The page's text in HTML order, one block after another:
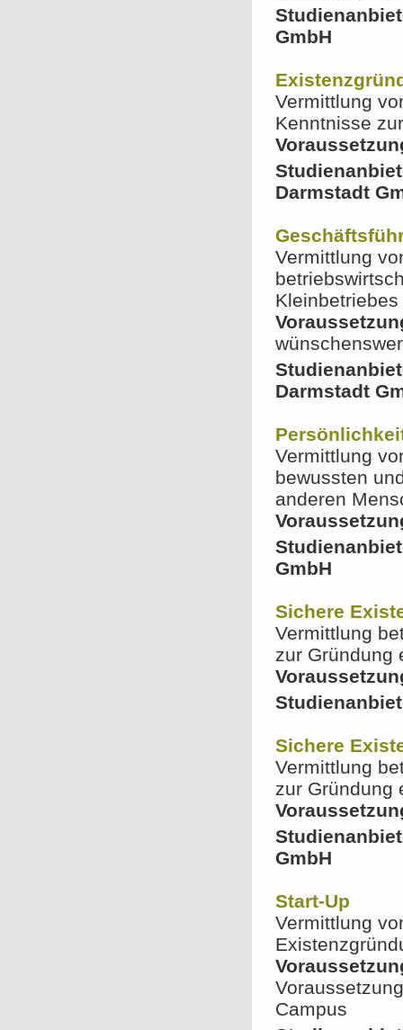
GmbH
Vermittlung
Kenntnisse
Darmstadt
Vermittlung
Kleinbetriebes
Darmstadt
Vermittlung
bewussten
anderen
GmbH
Sichere
Vermittlung
zur Gründung
Sichere
Vermittlung
zur Gründung
GmbH
Start-Up
Vermittlung
Campus